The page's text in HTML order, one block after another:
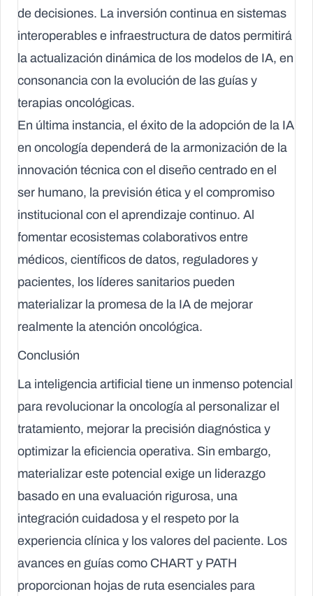
de decisiones. La inversión continua en sistemas
interoperables e infraestructura de datos permitirá
la actualización dinámica de los modelos de IA, en
consonancia con la evolución de las guías y
terapias oncológicas.
En última instancia, el éxito de la adopción de la IA
en oncología dependerá de la armonización de la
innovación técnica con el diseño centrado en el
ser humano, la previsión ética y el compromiso
institucional con el aprendizaje continuo. Al
fomentar ecosistemas colaborativos entre
médicos, científicos de datos, reguladores y
pacientes, los líderes sanitarios pueden
materializar la promesa de la IA de mejorar
realmente la atención oncológica.
Conclusión
La inteligencia artificial tiene un inmenso potencial
para revolucionar la oncología al personalizar el
tratamiento, mejorar la precisión diagnóstica y
optimizar la eficiencia operativa. Sin embargo,
materializar este potencial exige un liderazgo
basado en una evaluación rigurosa, una
integración cuidadosa y el respeto por la
experiencia clínica y los valores del paciente. Los
avances en guías como CHART y PATH
proporcionan hojas de ruta esenciales para